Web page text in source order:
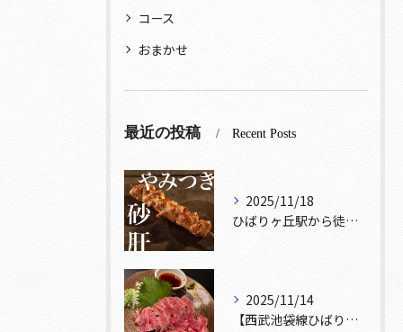
コース
おまかせ
最近の投稿 Recent Posts
2025/11/18
ひばりヶ丘駅から徒歩5分🚶‍♀️雰囲気の良い居酒屋をお探しな...
2025/11/14
【西武池袋線ひばりヶ丘駅】から徒歩5分🚶